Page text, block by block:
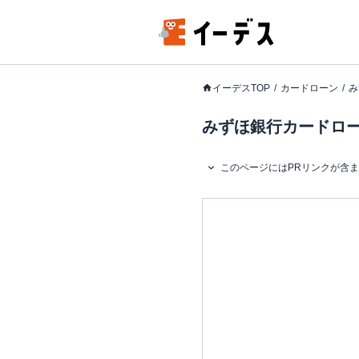
イーデスTOP カードローン
みずほ銀行カードロ
このページにはPRリンクが含